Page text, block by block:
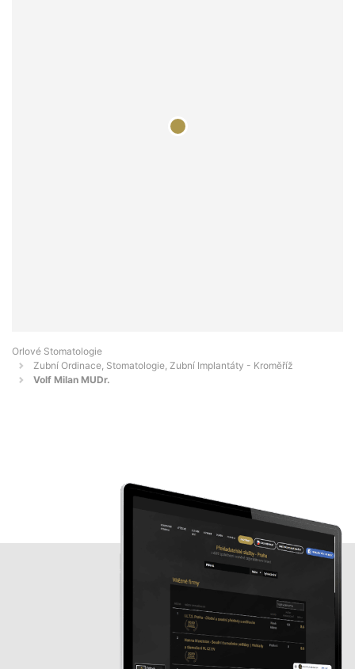
Orlové Stomatologie
Zubní Ordinace, Stomatologie, Zubní Implantáty - Kroměříž
Volf Milan MUDr.